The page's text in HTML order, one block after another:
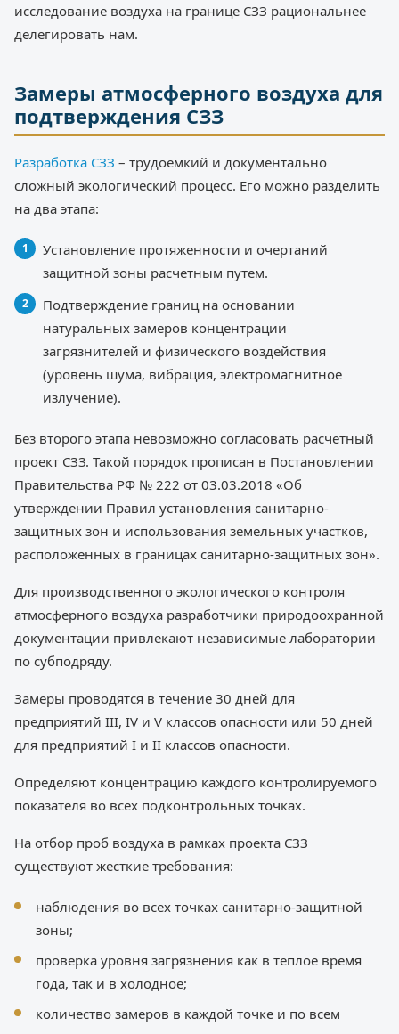
исследование воздуха на границе СЗЗ рациональнее
делегировать нам.
Замеры атмосферного воздуха для
подтверждения СЗЗ
Разработка СЗЗ – трудоемкий и документально
сложный экологический процесс. Его можно разделить
на два этапа:
Установление протяженности и очертаний
защитной зоны расчетным путем.
Подтверждение границ на основании
натуральных замеров концентрации
загрязнителей и физического воздействия
(уровень шума, вибрация, электромагнитное
излучение).
Без второго этапа невозможно согласовать расчетный
проект СЗЗ. Такой порядок прописан в Постановлении
Правительства РФ № 222 от 03.03.2018 «Об
утверждении Правил установления санитарно-
защитных зон и использования земельных участков,
расположенных в границах санитарно-защитных зон».
Для производственного экологического контроля
атмосферного воздуха разработчики природоохранной
документации привлекают независимые лаборатории
по субподряду.
Замеры проводятся в течение 30 дней для
предприятий III, IV и V классов опасности или 50 дней
для предприятий I и II классов опасности.
Определяют концентрацию каждого контролируемого
показателя во всех подконтрольных точках.
На отбор проб воздуха в рамках проекта СЗЗ
существуют жесткие требования:
наблюдения во всех точках санитарно-защитной
зоны;
проверка уровня загрязнения как в теплое время
года, так и в холодное;
количество замеров в каждой точке и по всем